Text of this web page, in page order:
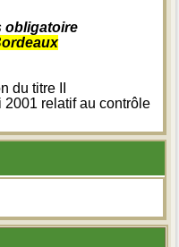
obligatoire
du titre II
2001 relatif au contrôle